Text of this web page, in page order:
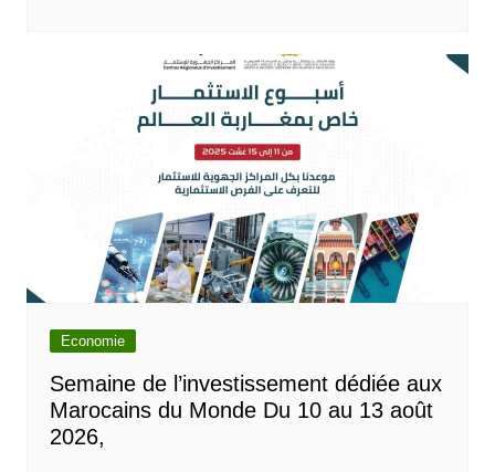
Economie
Semaine de l’investissement dédiée aux
Marocains du Monde Du 10 au 13 août
2026,